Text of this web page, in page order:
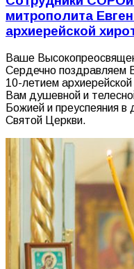
митрополита
архиерейской
Ваше
Сердечно поздравляем
10-летием
Вам душевной и
Божией и преуспеяния
Святой Церкви.